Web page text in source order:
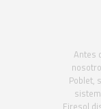
Antes
Poblet,